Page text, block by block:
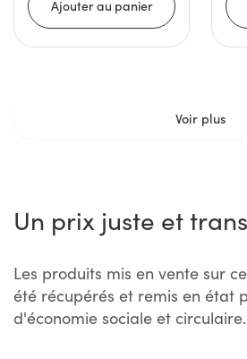
Voir plus
Un prix juste et
Les produits mis en vente sur
été récupérés et remis en état
d'économie sociale et circulaire.